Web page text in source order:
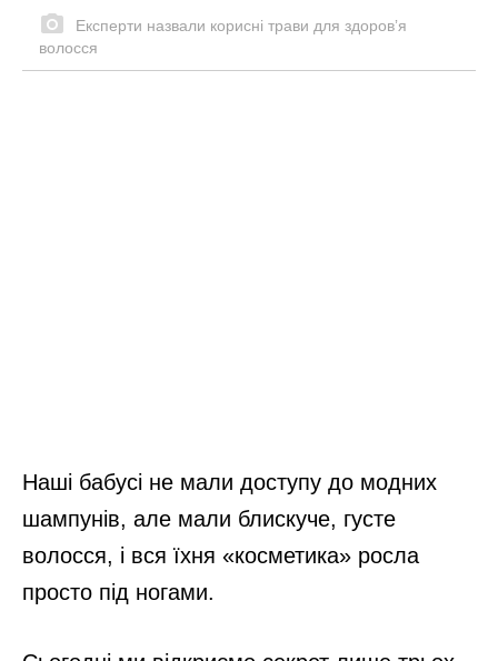
Експерти назвали корисні трави для здоровʼя
волосся
Наші бабусі не мали доступу до модних
шампунів, але мали блискуче, густе
волосся, і вся їхня «косметика» росла
просто під ногами.